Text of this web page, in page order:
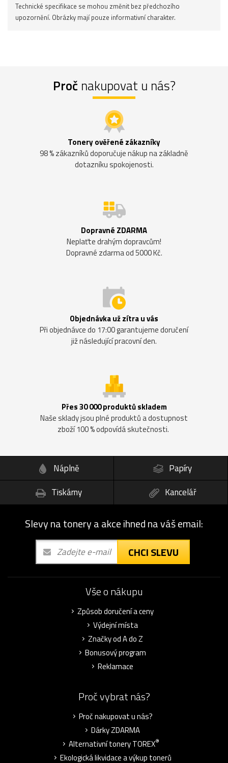
Technické specifikace se mohou změnit bez předchozího
upozornění. Obrázky mají pouze informativní charakter.
Proč nakupovat u nás?
Tonery ověřené zákazníky
98 % zákazníků doporučuje nákup na základně
dotazníku spokojenosti.
Dopravné ZDARMA
Neplaťte drahým dopravcům!
Dopravné zdarma od 5000 Kč.
Objednávka už zítra u vás
Při objednávce do 17:00 garantujeme doručení
již následující pracovní den.
Přes 30 000 produktů skladem
Naše sklady jsou plné produktů a dostupnost
zboží 100 % odpovídá skutečnosti.
Náplně
Papíry
Tiskárny
Kancelář
Slevy na tonery a akce ihned na váš email:
CHCI SLEVU
Vše o nákupu
Způsob doručení a ceny
Výdejní místa
Značky od A do Z
Bonusový program
Reklamace
Proč vybrat nás?
Proč nakupovat u nás?
Dárky ZDARMA
Alternativní tonery TOREX®
Ekologická likvidace a výkup tonerů